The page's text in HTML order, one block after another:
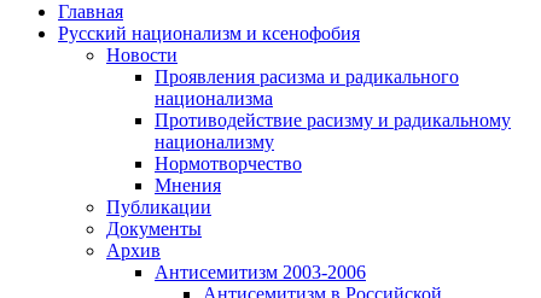
Главная
Русский национализм и ксенофобия
Новости
Проявления расизма и радикального
национализма
Противодействие расизму и радикальному
национализму
Нормотворчество
Мнения
Публикации
Документы
Архив
Антисемитизм 2003-2006